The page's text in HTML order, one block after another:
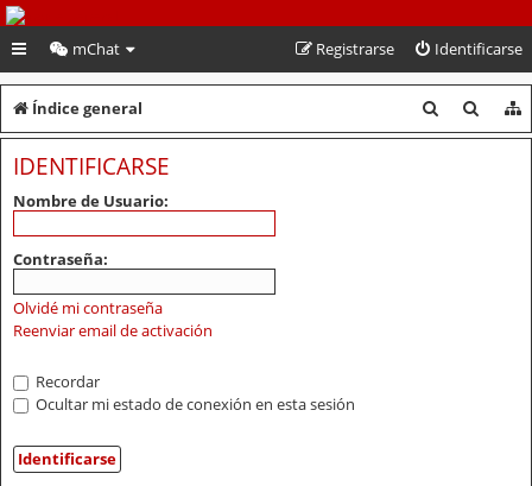
PeruVoley.com
mChat Identificarse
Registrarse
Índice general
u
u
IDENTIFICARSE
Nombre de Usuario:
Contraseña:
Olvidé mi contraseña
Reenviar email de activación
Recordar
Ocultar mi estado de conexión en esta sesión